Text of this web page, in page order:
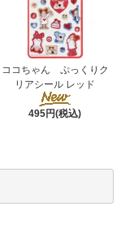
ココちゃん ぷっくりク
リアシール レッド
495円(税込)